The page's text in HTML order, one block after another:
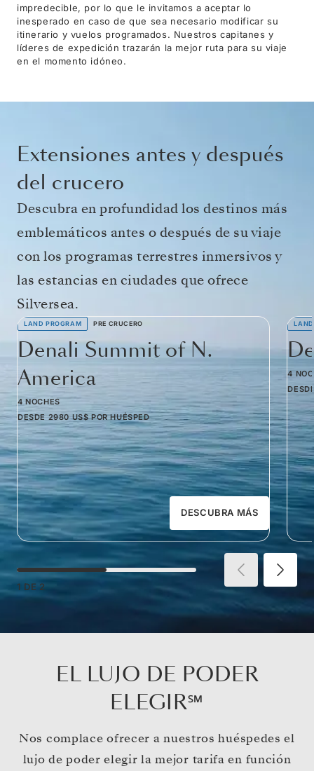
impredecible, por lo que le invitamos a aceptar lo
inesperado en caso de que sea necesario modificar su
itinerario y vuelos programados. Nuestros capitanes y
líderes de expedición trazarán la mejor ruta para su viaje
en el momento idóneo.
Extensiones antes y después
del crucero
Descubra en profundidad los destinos más
emblemáticos antes o después de su viaje
con los programas terrestres inmersivos y
las estancias en ciudades que ofrece
Silversea.
LAND PROGRAM PRE CRUCERO
Denali Summit of N.
America
4 NOCHES
DESDE 2980 US$ POR HUÉSPED
DESCUBRA MÁS
4
1 DE 2
EL LUJO DE PODER
ELEGIR℠
Nos complace ofrecer a nuestros huéspedes el
lujo de poder elegir la mejor tarifa en función